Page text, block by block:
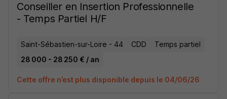
Conseiller en Insertion Professionnelle
- Temps Partiel H/F
Saint-Sébastien-sur-Loire - 44 CDD
Temps partiel
28 000 - 28 250 € / an
Cette offre n’est plus disponible depuis le 04/06/26